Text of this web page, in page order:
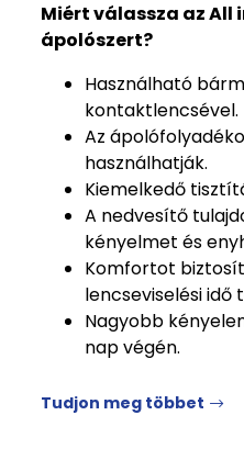
Miért válassza az All
ápolószert?
Használható
kontaktlencsével.
Az
használhatják.
Kiemelkedő
A nedvesítő
kényelmet és
Komfortot
lencseviselési
Nagyobb
nap végén.
Tudjon meg többet